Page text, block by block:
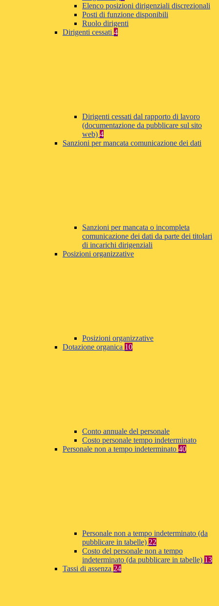
Elenco posizioni dirigenziali discrezionali
Posti di funzione disponibili
Ruolo dirigenti
Dirigenti cessati 4
Dirigenti cessati dal rapporto di lavoro
(documentazione da pubblicare sul sito
web) 4
Sanzioni per mancata comunicazione dei dati
Sanzioni per mancata o incompleta
comunicazione dei dati da parte dei titolari
di incarichi dirigenziali
Posizioni organizzative
Posizioni organizzative
Dotazione organica 10
Conto annuale del personale
Costo personale tempo indeterminato
Personale non a tempo indeterminato 40
Personale non a tempo indeterminato (da
pubblicare in tabelle) 22
Costo del personale non a tempo
indeterminato (da pubblicare in tabelle) 13
Tassi di assenza 24